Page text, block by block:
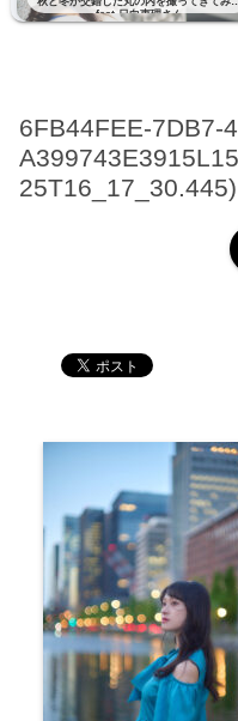
feat 日向恵理さん
6FB44FEE-7DB7-
25T16_17_30.445)